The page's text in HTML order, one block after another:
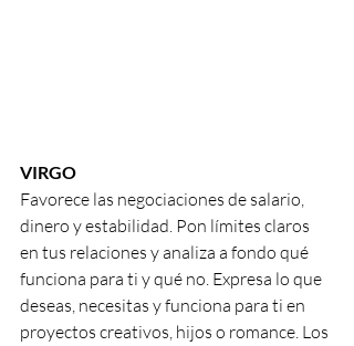
VIRGO
Favorece las negociaciones de salario,
dinero y estabilidad. Pon límites claros
en tus relaciones y analiza a fondo qué
funciona para ti y qué no. Expresa lo que
deseas, necesitas y funciona para ti en
proyectos creativos, hijos o romance. Los